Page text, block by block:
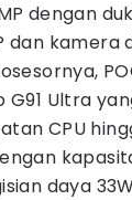
dengan
dan kamera
G91 Ultra
CPU
daya